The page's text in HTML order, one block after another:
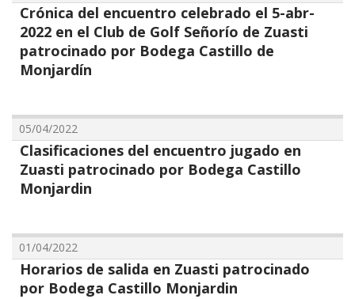
Crónica del encuentro celebrado el 5-abr-
2022 en el Club de Golf Señorío de Zuasti
patrocinado por Bodega Castillo de
Monjardín
05/04/2022
Clasificaciones del encuentro jugado en
Zuasti patrocinado por Bodega Castillo
Monjardin
01/04/2022
Horarios de salida en Zuasti patrocinado
por Bodega Castillo Monjardin